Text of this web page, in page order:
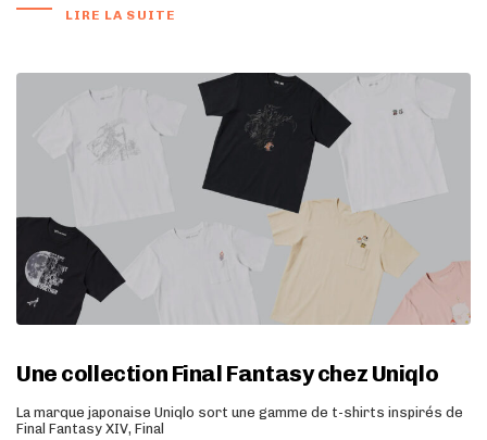
LIRE LA SUITE
Une collection Final Fantasy chez Uniqlo
La marque japonaise Uniqlo sort une gamme de t-shirts inspirés de
Final Fantasy XIV, Final